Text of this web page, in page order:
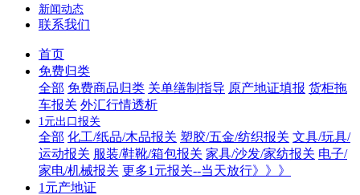
新闻动态
联系我们
首页
免费归类
全部 免费商品归类 关单缮制指导 原产地证填报 货柜拖
车报关 外汇行情透析
1元出口报关
全部 化工/纸品/木品报关 塑胶/五金/纺织报关 文具/玩具/
运动报关 服装/鞋靴/箱包报关 家具/沙发/家纺报关 电子/
家电/机械报关 更多1元报关--当天放行》》》
1元产地证